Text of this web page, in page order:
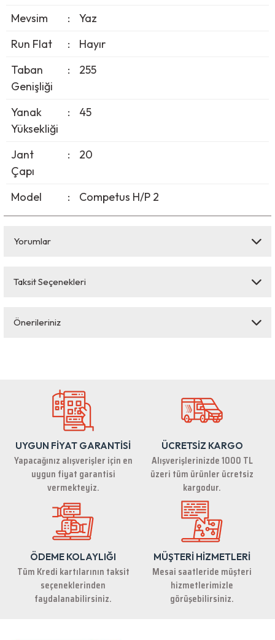
Mevsim :
Yaz
Run Flat
:
Hayır
Taban
Genişliği
: 255
Yanak
Yüksekliği
: 45
Jant
Çapı
: 20
Model : Competus H/P 2
Yorumlar
Bu ürüne ilk yorumu siz yapın!
Taksit Seçenekleri
Önerileriniz
Ürün resmi kalitesiz, bozuk veya görüntülenemiyor.
Ürün açıklamasında eksik bilgiler bulunuyor.
Ürün bilgilerinde hatalar bulunuyor.
Ürün fiyatı diğer sitelerden daha pahalı.
Bu ürüne benzer farklı alternatifler olmalı.
UYGUN FİYAT GARANTİSİ
Yapacağınız alışverişler için en
uygun fiyat garantisi
vermekteyiz.
ÜCRETSİZ KARGO
Alışverişlerinizde 1000 TL
üzeri tüm ürünler ücretsiz
kargodur.
ÖDEME KOLAYLIĞI
Tüm Kredi kartılarının taksit
seçeneklerinden
faydalanabilirsiniz.
MÜŞTERİ HİZMETLERİ
Mesai saatleride müşteri
hizmetlerimizle
görüşebilirsiniz.